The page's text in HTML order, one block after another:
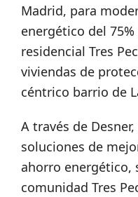
Madrid, para
energético del
residencial Tres
viviendas de
céntrico barrio de
A través de
soluciones de
ahorro energético,
comunidad Tres